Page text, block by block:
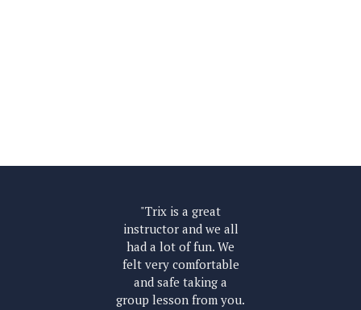
"Trix is a great
instructor and we all
had a lot of fun. We
felt very comfortable
and safe taking a
group lesson from you.